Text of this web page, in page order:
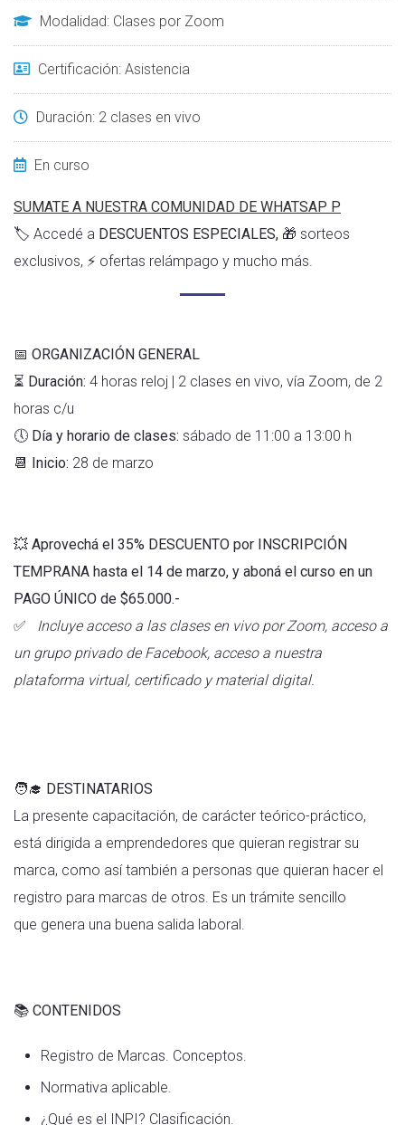
Modalidad: Clases por Zoom
Certificación: Asistencia
Duración: 2 clases en vivo
En curso
SUMATE A NUESTRA COMUNIDAD DE WHATSAP P
🏷️ Accedé a DESCUENTOS ESPECIALES, 🎁 sorteos
exclusivos, ⚡ ofertas relámpago y mucho más.
📅 ORGANIZACIÓN GENERAL
⏳ Duración: 4 horas reloj | 2 clases en vivo, vía Zoom, de 2
horas c/u
🕔 Día y horario de clases: sábado de 11:00 a 13:00 h
📆 Inicio: 28 de marzo
💥 Aprovechá el 35% DESCUENTO por INSCRIPCIÓN
TEMPRANA hasta el 14 de marzo, y aboná el curso en un
PAGO ÚNICO de $65.000.-
✅
Incluye acceso a las clases en vivo por Zoom, acceso a
un grupo privado de Facebook, acceso a nuestra
plataforma virtual, certificado y material digital.
🧑‍🎓 DESTINATARIOS
La presente capacitación, de carácter teórico-práctico,
está dirigida a emprendedores que quieran registrar su
marca, como así también a personas que quieran hacer el
registro para marcas de otros. Es un trámite sencillo
que genera una buena salida laboral.
📚 CONTENIDOS
Registro de Marcas. Conceptos.
Normativa aplicable.
¿Qué es el INPI? Clasificación.